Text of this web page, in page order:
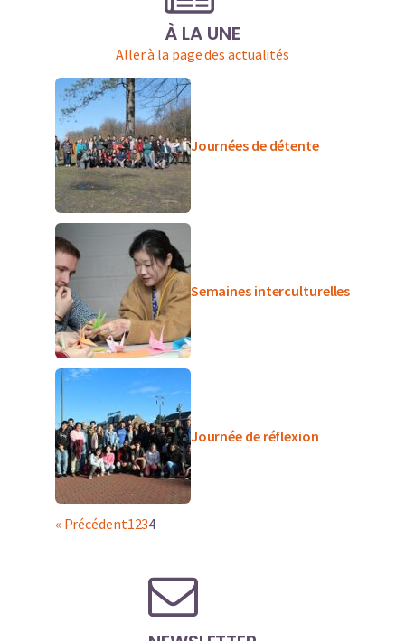
À LA UNE
Aller à la page des actualités
Journées de détente
Semaines interculturelles
Journée de réflexion
« Précédent1234